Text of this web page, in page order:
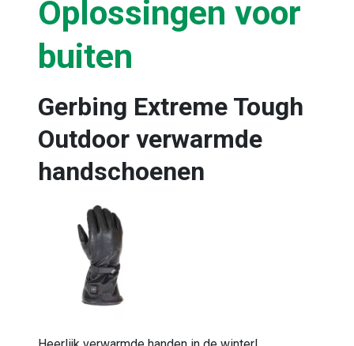
Oplossingen voor
buiten
Gerbing Extreme Tough
Outdoor verwarmde
handschoenen